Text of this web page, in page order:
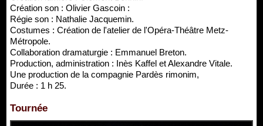
Création son : Olivier Gascoin :
Régie son : Nathalie Jacquemin.
Costumes : Création de l'atelier de l'Opéra-Théâtre Metz-
Métropole.
Collaboration dramaturgie : Emmanuel Breton.
Production, administration : Inès Kaffel et Alexandre Vitale.
Une production de la compagnie Pardès rimonim,
Durée : 1 h 25.
Tournée